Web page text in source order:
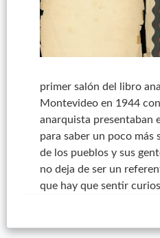
primer salón del libro
Montevideo en 1944
anarquista presentaban
para saber un poco más
de los pueblos y sus
no deja de ser un
que hay que sentir